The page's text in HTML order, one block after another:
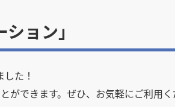
ョン」
た！
できます。ぜひ、お気軽にご利用く